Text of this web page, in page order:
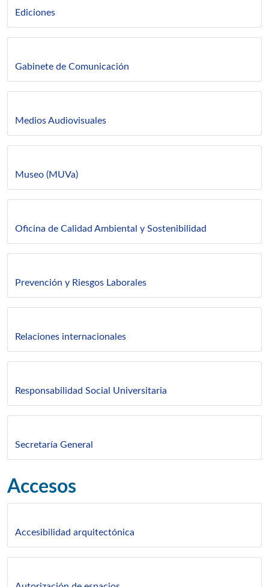
Ediciones
Gabinete de Comunicación
Medios Audiovisuales
Museo (MUVa)
Oficina de Calidad Ambiental y Sostenibilidad
Prevención y Riesgos Laborales
Relaciones internacionales
Responsabilidad Social Universitaria
Secretaría General
Accesos
Accesibilidad arquitectónica